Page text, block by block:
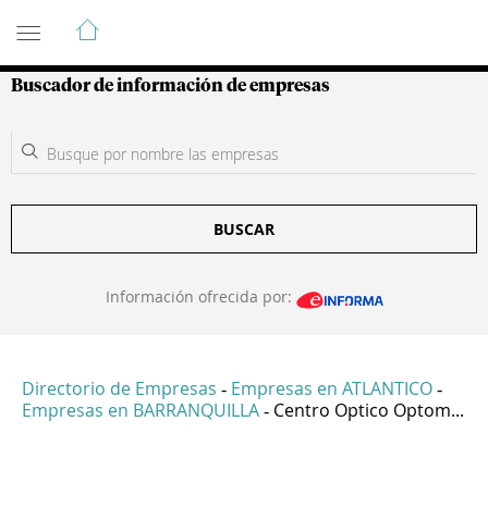
Guía de Empresas Colombianas
Buscador de información de empresas
BUSCAR
Información ofrecida por:
Directorio de Empresas - Empresas en ATLANTICO -
Empresas en BARRANQUILLA - Centro Optico Optom...